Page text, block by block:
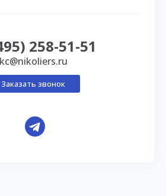
258-51-51
kc@nikoliers.ru
Заказать звонок